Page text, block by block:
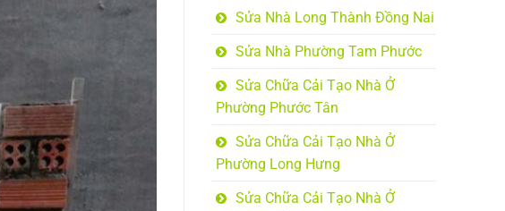
Sửa Nhà Long Thành Đồng Nai
Sửa Nhà Phường Tam Phước
Sửa Chữa Cải Tạo Nhà Ở
Phường Phước Tân
Sửa Chữa Cải Tạo Nhà Ở
Phường Long Hưng
Sửa Chữa Cải Tạo Nhà Ở